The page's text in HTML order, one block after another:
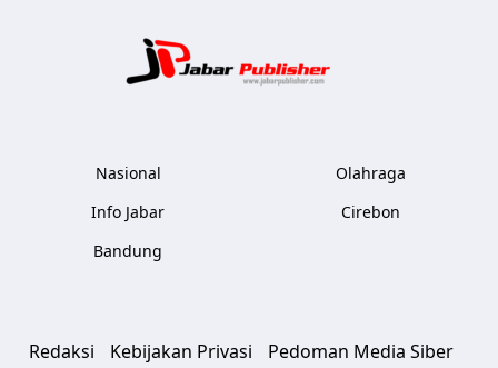
Nasional
Info Jabar
Bandung
Olahraga
Cirebon
Redaksi Kebijakan Privasi Pedoman Media Siber